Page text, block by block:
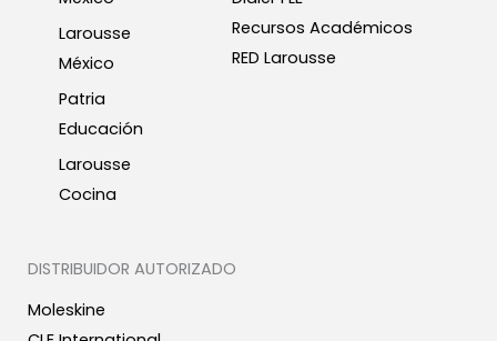
Larousse
México
Patria
Educación
Larousse
Cocina
Recursos Académicos
RED Larousse
DISTRIBUIDOR AUTORIZADO
Moleskine